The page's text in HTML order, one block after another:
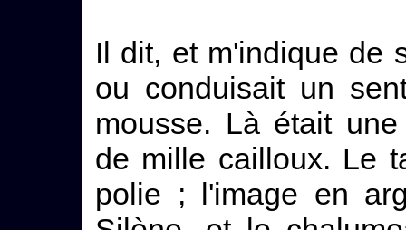
Il dit, et m'indique de
ou conduisait un
mousse. Là était
de mille cailloux. Le
polie ; l'image en